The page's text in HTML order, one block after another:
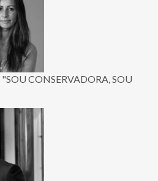
"SOU CONSERVADORA, SOU